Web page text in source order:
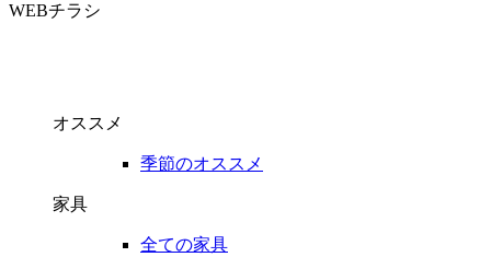
WEBチラシ
オススメ
季節のオススメ
家具
全ての家具